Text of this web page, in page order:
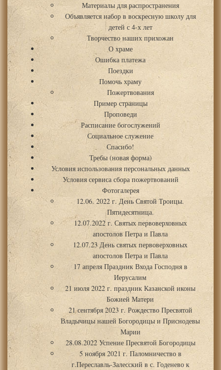
Материалы для распространения
Объявляется набор в воскресную школу для
детей с 4-х лет
Творчество наших прихожан
О храме
Ошибка платежа
Поездки
Помочь храму
Пожертвования
Пример страницы
Проповеди
Расписание богослужений
Социальное служение
Спасибо!
Требы (новая форма)
Условия использования персональных данных
Условия сервиса сбора пожертвований
Фотогалерея
12.06. 2022 г. День Святой Троицы.
Пятидесятница.
12.07.2022 г. Святых первоверховных
апостолов Петра и Павла
12.07.23 День святых первоверховных
апостолов Петра и Павла
17 апреля Праздник Входа Господня в
Иерусалим
21 июля 2022 г. праздник Казанской иконы
Божией Матери
21 сентября 2023 г. Рождество Пресвятой
Владычицы нашей Богородицы и Приснодевы
Марии
28.08.2022 Успение Пресвятой Богородицы
5 ноября 2021 г. Паломничество в
г.Переславль-Залесский в с. Годенево к